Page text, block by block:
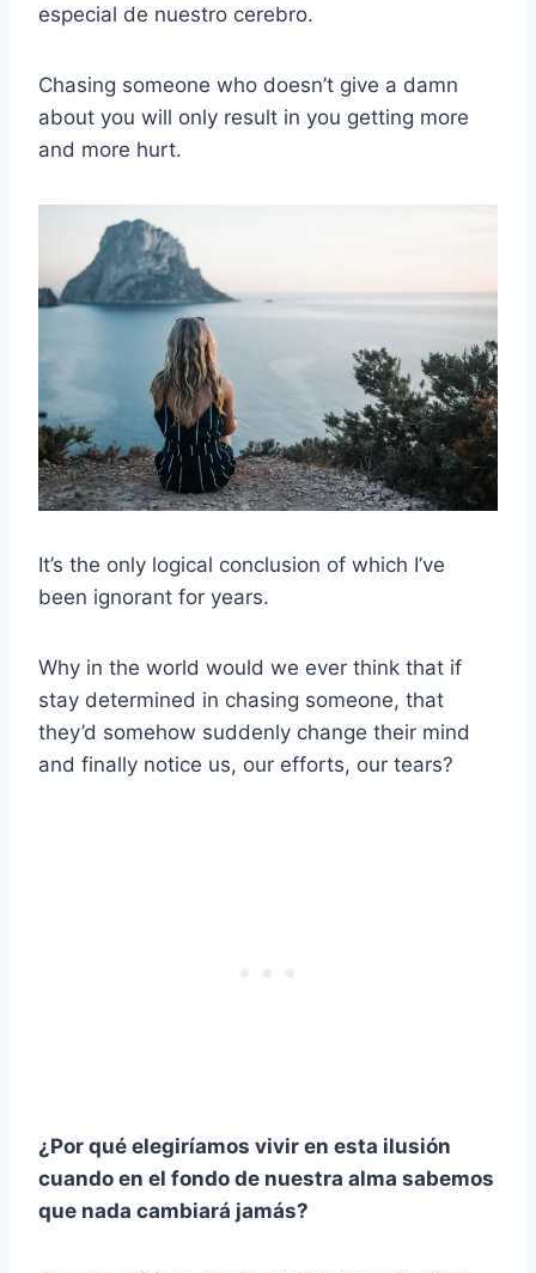
especial de nuestro cerebro.
Chasing someone who doesn’t give a damn
about you will only result in you getting more
and more hurt.
It’s the only logical conclusion of which I’ve
been ignorant for years.
Why in the world would we ever think that if
stay determined in chasing someone, that
they’d somehow suddenly change their mind
and finally notice us, our efforts, our tears?
¿Por qué elegiríamos vivir en esta ilusión
cuando en el fondo de nuestra alma sabemos
que nada cambiará jamás?